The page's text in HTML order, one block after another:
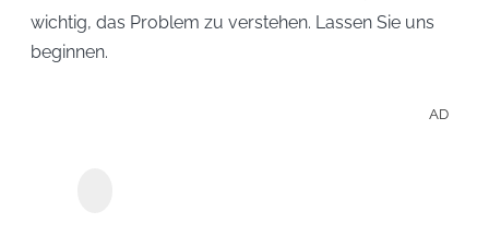
wichtig, das Problem zu verstehen. Lassen Sie uns
beginnen.
AD